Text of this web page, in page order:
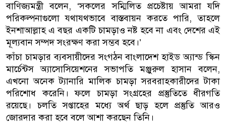
বাণিজ্যমন্ত্রী বলেন, ‘সকলের সম্মিলিত প্রচেষ্টায় আমরা যদি
পরিকল্পনাগুলো যথাযথভাবে বাস্তবায়ন করতে পারি, তাহলে
ইনশাআল্লাহ এ বছর একটি চামড়াও নষ্ট হবে না এবং দেশের এই
মূল্যবান সম্পদ সংরক্ষণ করা সম্ভব হবে।’
কাঁচা চামড়ার ব্যবসায়ীদের সংগঠন বাংলাদেশ হাইড অ্যান্ড স্কিন
মার্চেন্টস অ্যাসোসিয়েশনের সভাপতি মঞ্জুরুল হাসান বলেন,
এখনো অনেক ট্যানারি মালিক চামড়া সরবরাহকারীদের টাকা
পরিশোধ করেনি। ফলে চামড়া সংগ্রহের প্রস্তুতিতে ধীরগতি
রয়েছে। চলতি সপ্তাহের মধ্যে অর্থ ছাড় হলে প্রস্তুতি আরও
জোরদার করা হবে বলে আশা করছেন তিনি।